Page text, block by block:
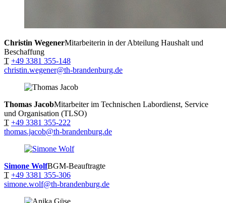
Christin WegenerMitarbeiterin in der Abteilung Haushalt und
Beschaffung
T +49 3381 355-148
christin.wegener@th-brandenburg.de
Thomas JacobMitarbeiter im Technischen Labordienst, Service
und Organisation (TLSO)
T +49 3381 355-222
thomas.jacob@th-brandenburg.de
Simone WolfBGM-Beauftragte
T +49 3381 355-306
simone.wolf@th-brandenburg.de